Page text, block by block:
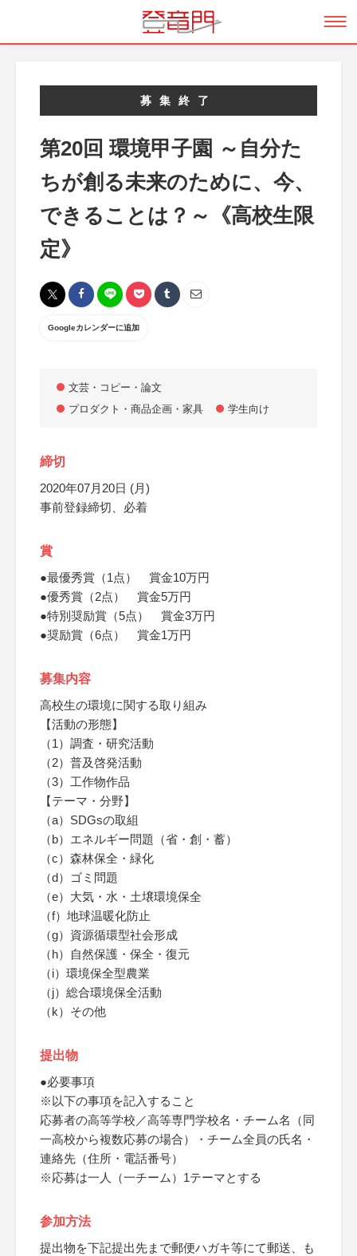
募集終了
第20回 環境甲子園 ～自分た
ちが創る未来のために、今、
できることは？～《高校生限
定》
Googleカレンダーに追加
文芸・コピー・論文
プロダクト・商品企画・家具
学生向け
締切
2020年07月20日 (月)
事前登録締切、必着
賞
●最優秀賞（1点） 賞金10万円
●優秀賞（2点） 賞金5万円
●特別奨励賞（5点） 賞金3万円
●奨励賞（6点） 賞金1万円
募集内容
高校生の環境に関する取り組み
【活動の形態】
（1）調査・研究活動
（2）普及啓発活動
（3）工作物作品
【テーマ・分野】
（a）SDGsの取組
（b）エネルギー問題（省・創・蓄）
（c）森林保全・緑化
（d）ゴミ問題
（e）大気・水・土壌環境保全
（f）地球温暖化防止
（g）資源循環型社会形成
（h）自然保護・保全・復元
（i）環境保全型農業
（j）総合環境保全活動
（k）その他
提出物
●必要事項
※以下の事項を記入すること
応募者の高等学校／高等専門学校名・チーム名（同
一高校から複数応募の場合）・チーム全員の氏名・
連絡先（住所・電話番号）
※応募は一人（一チーム）1テーマとする
参加方法
提出物を下記提出先まで郵便ハガキ等にて郵送、も